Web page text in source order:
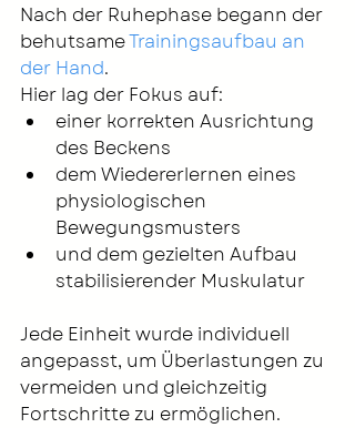
Nach der Ruhephase begann der
behutsame Trainingsaufbau an
der Hand.
Hier lag der Fokus auf:
einer korrekten Ausrichtung
des Beckens
dem Wiedererlernen eines
physiologischen
Bewegungsmusters
und dem gezielten Aufbau
stabilisierender Muskulatur
Jede Einheit wurde individuell
angepasst, um Überlastungen zu
vermeiden und gleichzeitig
Fortschritte zu ermöglichen.